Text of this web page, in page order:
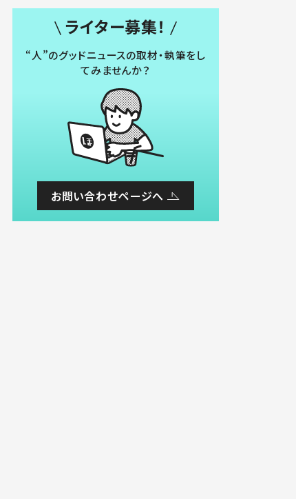
ライター募集！
“人”のグッドニュースの取材・執筆をし
てみませんか？
お問い合わせページへ